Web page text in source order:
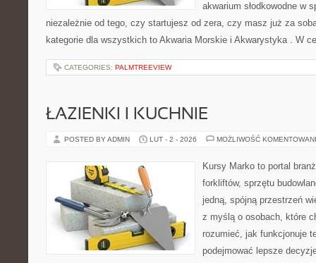
akwarium słodkowodne w
niezależnie od tego, czy startujesz od zera, czy masz już za
kategorie dla wszystkich to Akwaria Morskie i Akwarystyka . W
CATEGORIES: PALMTREEVIEW
ŁAZIENKI I KUCHNIE
POSTED BY ADMIN LUT - 2 - 2026 MOŻLIWOŚĆ
Kursy Marko to portal
forkliftów, sprzętu
jedną, spójną przestrzeń
z myślą o osobach, które
rozumieć, jak funkcjonuje
podejmować lepsze